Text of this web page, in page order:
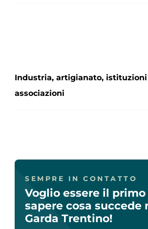
Industria, artigianato, istituzioni
associazioni
SEMPRE IN CONTATTO
Voglio essere il primo
sapere cosa succede
Garda Trentino!